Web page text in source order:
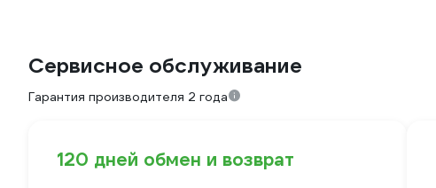
Сервисное обслуживание
Гарантия производителя 2 года
120 дней обмен и возврат